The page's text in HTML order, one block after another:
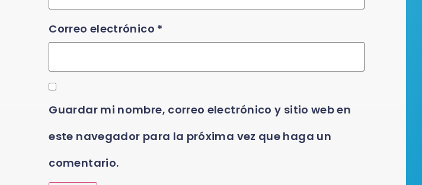
Correo electrónico *
Guardar mi nombre, correo electrónico y sitio web en
este navegador para la próxima vez que haga un
comentario.